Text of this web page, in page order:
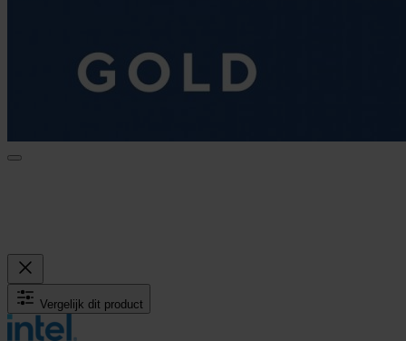
Vergelijk dit product